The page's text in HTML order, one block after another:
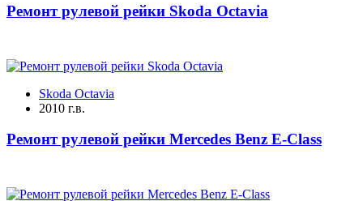
Ремонт рулевой рейки Skoda Octavia
Skoda Octavia
2010 г.в.
Ремонт рулевой рейки Mercedes Benz E-Class